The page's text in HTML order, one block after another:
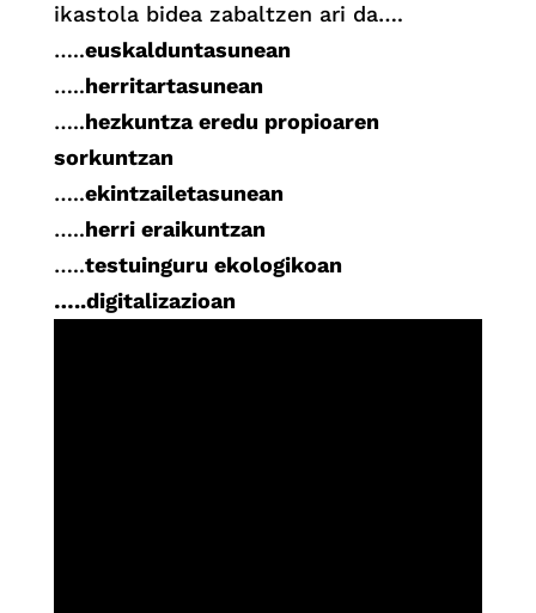
ikastola bidea zabaltzen ari da….
…..euskalduntasunean
…..herritartasunean
…..hezkuntza eredu propioaren
sorkuntzan
…..ekintzailetasunean
…..herri eraikuntzan
…..testuinguru ekologikoan
…..digitalizazioan